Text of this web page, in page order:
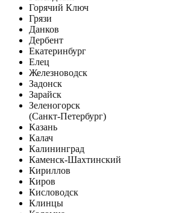
Горячий Ключ
Грязи
Данков
Дербент
Екатеринбург
Елец
Железноводск
Задонск
Зарайск
Зеленогорск
(Санкт-Петербург)
Казань
Калач
Калининград
Каменск-Шахтинский
Кириллов
Киров
Кисловодск
Клинцы